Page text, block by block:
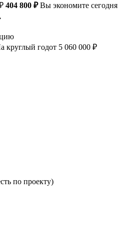
404 800 ₽Вы экономите сегодня
круглый годот 5 060 000 ₽
по проекту)